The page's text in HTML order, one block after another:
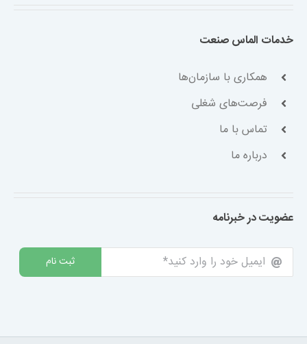
خدمات الماس صنعت
همکاری با سازمان‌ها
فرصت‌های شغلی
تماس با ما
درباره ما
عضویت در خبرنامه
ثبت نام